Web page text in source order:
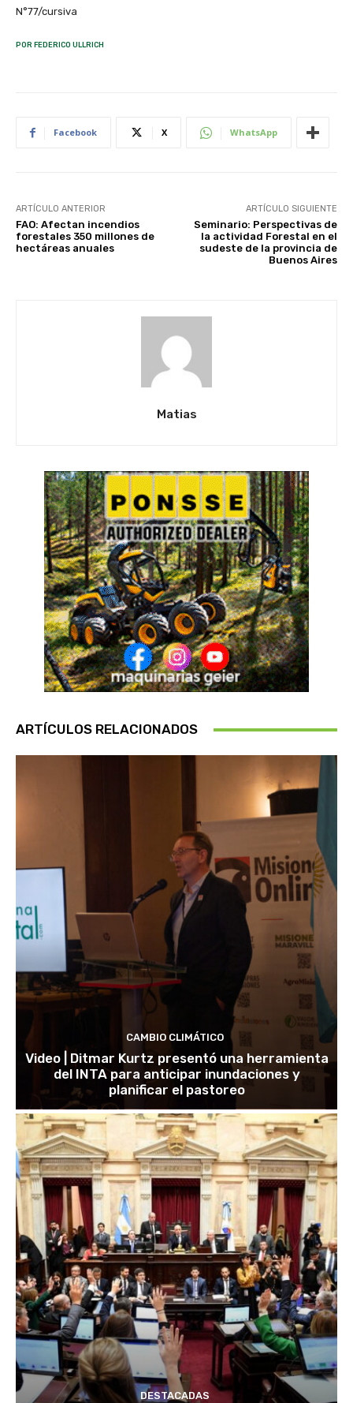
N°77/cursiva
POR FEDERICO ULLRICH
Facebook X WhatsApp
ARTÍCULO ANTERIOR
FAO: Afectan incendios
forestales 350 millones de
hectáreas anuales
ARTÍCULO SIGUIENTE
Seminario: Perspectivas de
la actividad Forestal en el
sudeste de la provincia de
Buenos Aires
Matias
ARTÍCULOS RELACIONADOS
CAMBIO CLIMÁTICO
Video | Ditmar Kurtz presentó una herramienta
del INTA para anticipar inundaciones y
planificar el pastoreo
DESTACADAS